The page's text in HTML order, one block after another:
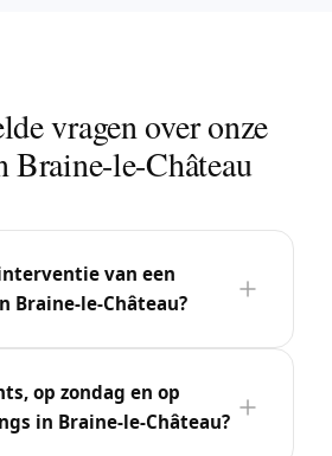
vragen over onze
Braine-le-Château
van een
Braine-le-Château?
op zondag en op
in Braine-le-Château?